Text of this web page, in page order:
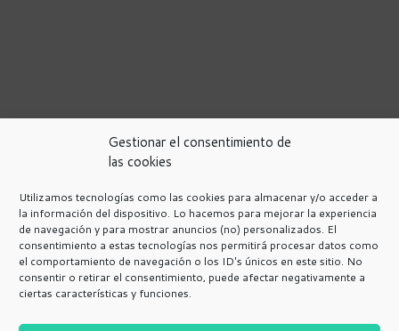
Gestionar el consentimiento de
las cookies
Utilizamos tecnologías como las cookies para almacenar y/o acceder a
la información del dispositivo. Lo hacemos para mejorar la experiencia
de navegación y para mostrar anuncios (no) personalizados. El
consentimiento a estas tecnologías nos permitirá procesar datos como
el comportamiento de navegación o los ID's únicos en este sitio. No
consentir o retirar el consentimiento, puede afectar negativamente a
ciertas características y funciones.
Política de Privacidad
Avisos Legales
Programa de afiliación de Amazon.
Política de cookies